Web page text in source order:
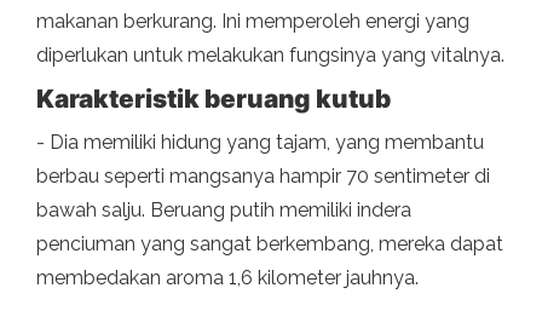
makanan berkurang. Ini memperoleh energi yang
diperlukan untuk melakukan fungsinya yang vitalnya.
Karakteristik beruang kutub
- Dia memiliki hidung yang tajam, yang membantu
berbau seperti mangsanya hampir 70 sentimeter di
bawah salju. Beruang putih memiliki indera
penciuman yang sangat berkembang, mereka dapat
membedakan aroma 1,6 kilometer jauhnya.